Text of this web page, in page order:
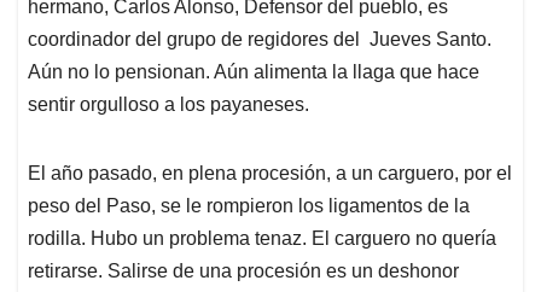
hermano, Carlos Alonso, Defensor del pueblo, es
coordinador del grupo de regidores del Jueves Santo.
Aún no lo pensionan. Aún alimenta la llaga que hace
sentir orgulloso a los payaneses.
El año pasado, en plena procesión, a un carguero, por el
peso del Paso, se le rompieron los ligamentos de la
rodilla. Hubo un problema tenaz. El carguero no quería
retirarse. Salirse de una procesión es un deshonor